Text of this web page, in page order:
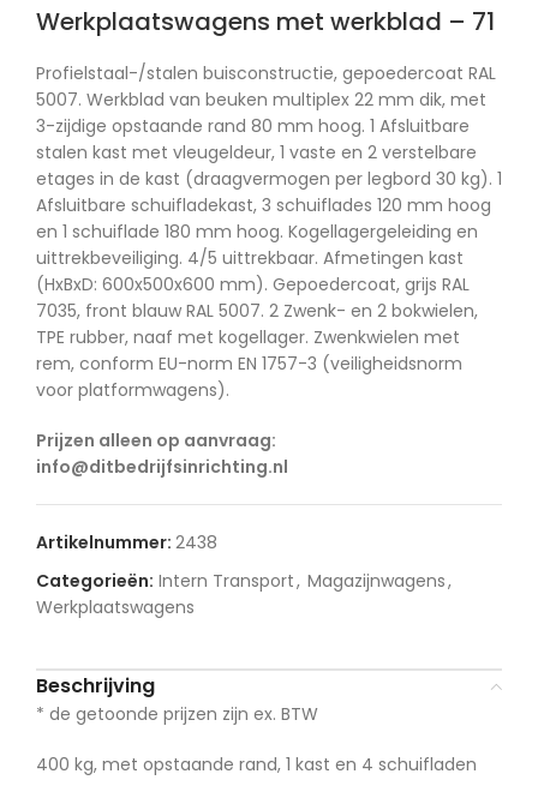
Werkplaatswagens met werkblad – 71
Profielstaal-/stalen buisconstructie, gepoedercoat RAL
5007. Werkblad van beuken multiplex 22 mm dik, met
3-zijdige opstaande rand 80 mm hoog. 1 Afsluitbare
stalen kast met vleugeldeur, 1 vaste en 2 verstelbare
etages in de kast (draagvermogen per legbord 30 kg). 1
Afsluitbare schuifladekast, 3 schuiflades 120 mm hoog
en 1 schuiflade 180 mm hoog. Kogellagergeleiding en
uittrekbeveiliging. 4/5 uittrekbaar. Afmetingen kast
(HxBxD: 600x500x600 mm). Gepoedercoat, grijs RAL
7035, front blauw RAL 5007. 2 Zwenk- en 2 bokwielen,
TPE rubber, naaf met kogellager. Zwenkwielen met
rem, conform EU-norm EN 1757-3 (veiligheidsnorm
voor platformwagens).
Prijzen alleen op aanvraag:
info@ditbedrijfsinrichting.nl
Artikelnummer: 2438
Categorieën: Intern Transport, Magazijnwagens,
Werkplaatswagens
Beschrijving
* de getoonde prijzen zijn ex. BTW
400 kg, met opstaande rand, 1 kast en 4 schuifladen